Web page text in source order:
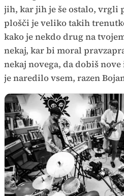
jih, kar jih je še ostalo, vrgli
plošči je veliko takih
kako je nekdo drug na
nekaj, kar bi moral
nekaj novega, da dobiš
je naredilo vsem, razen